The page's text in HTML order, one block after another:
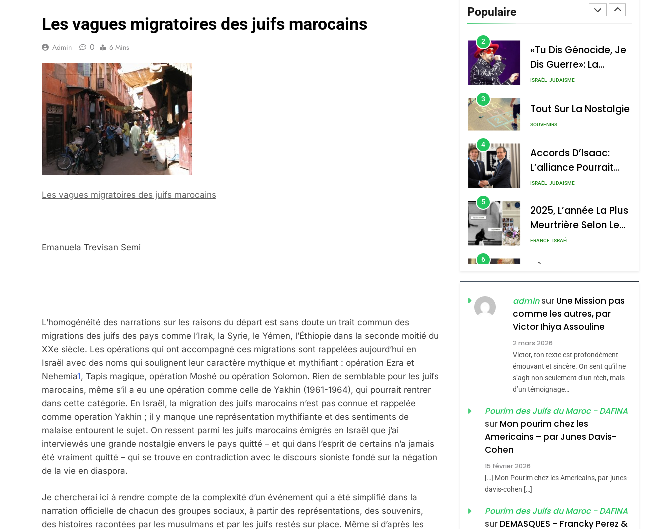
Les vagues migratoires des juifs marocains
Admin 0 6 Mins
Les vagues migratoires des juifs marocains
Emanuela Trevisan Semi
L’homogénéité des narrations sur les raisons du départ est sans doute un trait commun des
migrations des juifs des pays comme l’Irak, la Syrie, le Yémen, l’Éthiopie dans la seconde moitié du
XXe siècle. Les opérations qui ont accompagné ces migrations sont rappelées aujourd’hui en
Israël avec des noms qui soulignent leur caractère mythique et mythifiant : opération Ezra et
Nehemia1, Tapis magique, opération Moshé ou opération Solomon. Rien de semblable pour les juifs
marocains, même s’il a eu une opération comme celle de Yakhin (1961-1964), qui pourrait rentrer
dans cette catégorie. En Israël, la migration des juifs marocains n’est pas connue et rappelée
comme operation Yakhin ; il y manque une représentation mythifiante et des sentiments de
malaise entourent le sujet. On ressent parmi les juifs marocains émigrés en Israël que j’ai
interviewés une grande nostalgie envers le pays quitté – et qui dans l’esprit de certains n’a jamais
été vraiment quitté – qui se trouve en contradiction avec le discours sioniste fondé sur la négation
de la vie en diaspora.
Je chercherai ici à rendre compte de la complexité d’un événement qui a été simplifié dans la
narration officielle de chacun des groupes sociaux, à partir des représentations, des souvenirs,
des histoires racontées par les musulmans et par les juifs restés sur place. Même si d’après les
Populaire
Vanessa De Loya
2
«Tu Dis Génocide, Je
Dis Guerre»: La
Nouvelle Chanson De
ISRAÉL JUDAISME
3
Tout Sur La Nostalgie
SOUVENIRS
4
Accords D’Isaac:
L’alliance Pourrait
S’étendre À 13 Pays
ISRAÉL JUDAISME
5
2025, L’année La Plus
Meurtrière Selon Le
Rapport D’ADL
FRANCE ISRAÉL
6
FIÈRE, DIGNE ET
RÉSILIENTE :
POURQUOI JE
REVENDIQUE MA
JUDAÏTE Par Thérèse
Zrihen-Dvir
ISRAÉL JUDAISME
CE QUI NOUS
MANQUE – Jacques
Hadida
JUDAISME
Maroc : Les Amandes
De Tafraout, Le Miel
De Tadla Azilal
Consacrés Produits
Du Terroir
DAFINA MAROC
Oeil Ravageur –
2
Dis Guerre»: La
adminsur Une Mission pas
comme les autres, par
Victor Ihiya Assouline
2 mars 2026
Victor, ton texte est profondément
émouvant et sincère. On sent qu’il ne
s’agit non seulement d’un récit, mais
d’un témoignage…
Pourim des Juifs du Maroc - DAFINA
sur Mon pourim chez les
Americains – par Junes Davis-
Cohen
15 février 2026
[…] Mon Pourim chez les Americains, par-junes-
davis-cohen […]
Pourim des Juifs du Maroc - DAFINA
sur DEMASQUES – Francky Perez &